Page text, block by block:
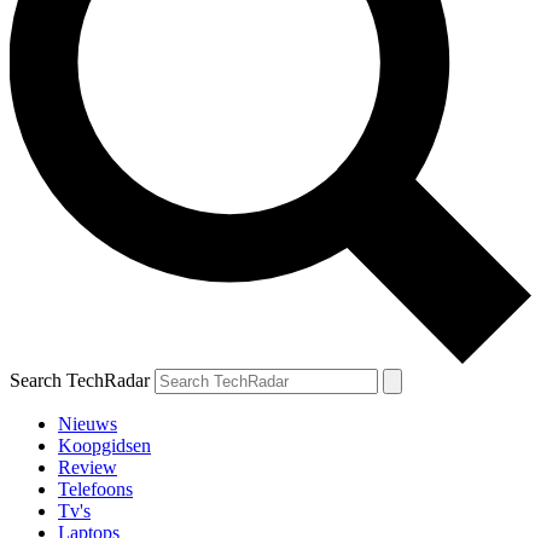
Search TechRadar
Nieuws
Koopgidsen
Review
Telefoons
Tv's
Laptops